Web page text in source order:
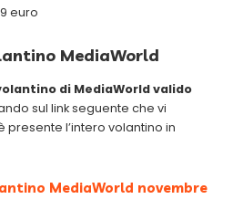
euro
MediaWorld
di MediaWorld valido
sul link seguente che vi
l’intero volantino in
MediaWorld novembre